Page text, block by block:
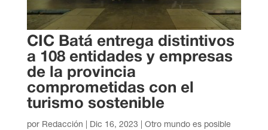
CIC Batá entrega distintivos
a 108 entidades y empresas
de la provincia
comprometidas con el
turismo sostenible
por Redacción Dic 16, 2023 Otro mundo es posible